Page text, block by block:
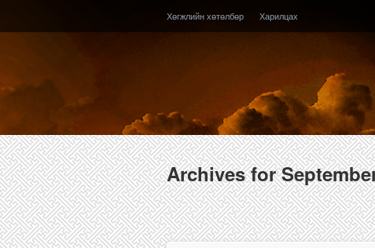
Хөгжлийн хөтөлбөр Харилцах
Archives for